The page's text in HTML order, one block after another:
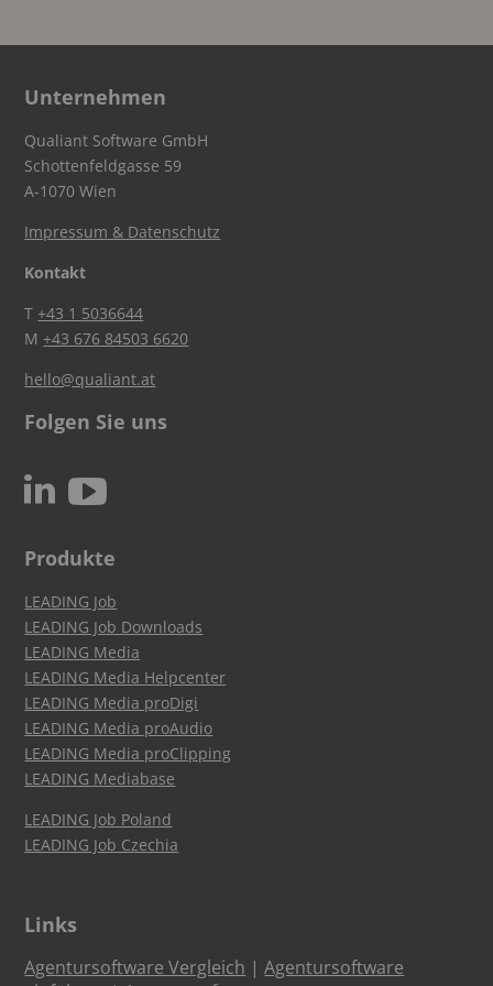
Unternehmen
Qualiant Software GmbH
Schottenfeldgasse 59
A-1070 Wien
Impressum & Datenschutz
Kontakt
T+43 1 5036644
M+43 676 84503 6620
hello@qualiant.at
Folgen Sie uns
N c
Produkte
LEADING Job
LEADING Job Downloads
LEADING Media
LEADING Media Helpcenter
LEADING Media proDigi
LEADING Media proAudio
LEADING Media proClipping
LEADING Mediabase
LEADING Job Poland
LEADING Job Czechia
Links
Agentursoftware Vergleich |Agentursoftware